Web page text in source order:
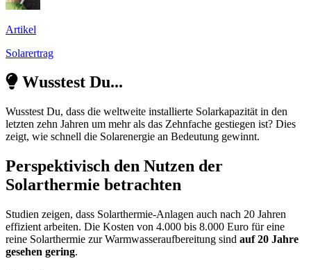
Artikel
Solarertrag
Wusstest Du...
Wusstest Du, dass die weltweite installierte Solarkapazität in den
letzten zehn Jahren um mehr als das Zehnfache gestiegen ist? Dies
zeigt, wie schnell die Solarenergie an Bedeutung gewinnt.
Perspektivisch den Nutzen der
Solarthermie betrachten
Studien zeigen, dass Solarthermie-Anlagen auch nach 20 Jahren
effizient arbeiten. Die Kosten von 4.000 bis 8.000 Euro für eine
reine Solarthermie zur Warmwasseraufbereitung sind auf 20 Jahre
gesehen gering.